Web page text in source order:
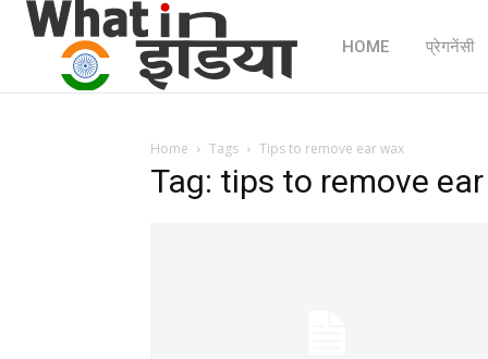
HOME प्रेगनेंसी
Home Tags Tips to remove ear wax
Tag: tips to remove